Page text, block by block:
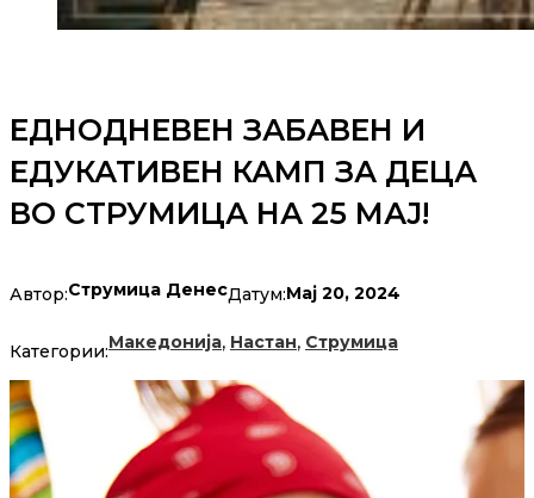
ЕДНОДНЕВЕН ЗАБАВЕН И
ЕДУКАТИВЕН КАМП ЗА ДЕЦА
ВО СТРУМИЦА НА 25 МАЈ!
Автор:Струмица ДенесДатум:Мај 20, 2024
Категории:Македонија, Настан, Струмица